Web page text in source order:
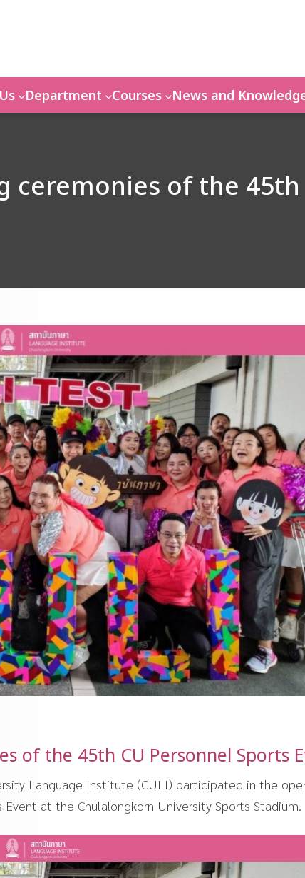
Department Courses News and
ceremonies of the 45th
of the 45th CU Personnel Sports
Language Institute (CULI) participated in the
at the Chulalongkorn University Sports Stadium.